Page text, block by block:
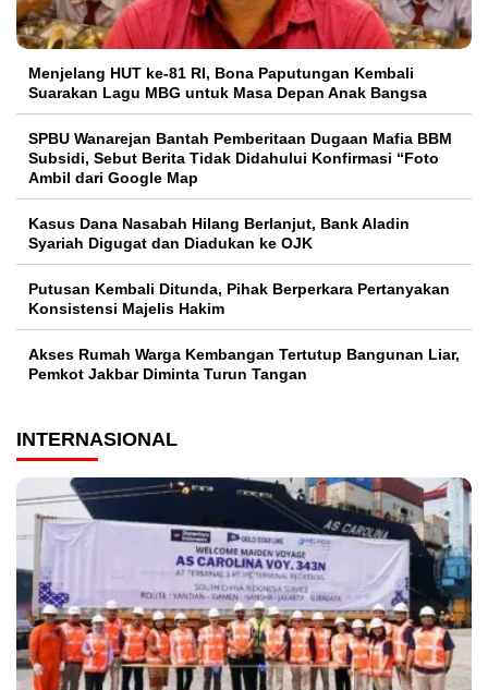
Menjelang HUT ke-81 RI, Bona Paputungan Kembali
Suarakan Lagu MBG untuk Masa Depan Anak Bangsa
SPBU Wanarejan Bantah Pemberitaan Dugaan Mafia BBM
Subsidi, Sebut Berita Tidak Didahului Konfirmasi “Foto
Ambil dari Google Map
Kasus Dana Nasabah Hilang Berlanjut, Bank Aladin
Syariah Digugat dan Diadukan ke OJK
Putusan Kembali Ditunda, Pihak Berperkara Pertanyakan
Konsistensi Majelis Hakim
Akses Rumah Warga Kembangan Tertutup Bangunan Liar,
Pemkot Jakbar Diminta Turun Tangan
INTERNASIONAL